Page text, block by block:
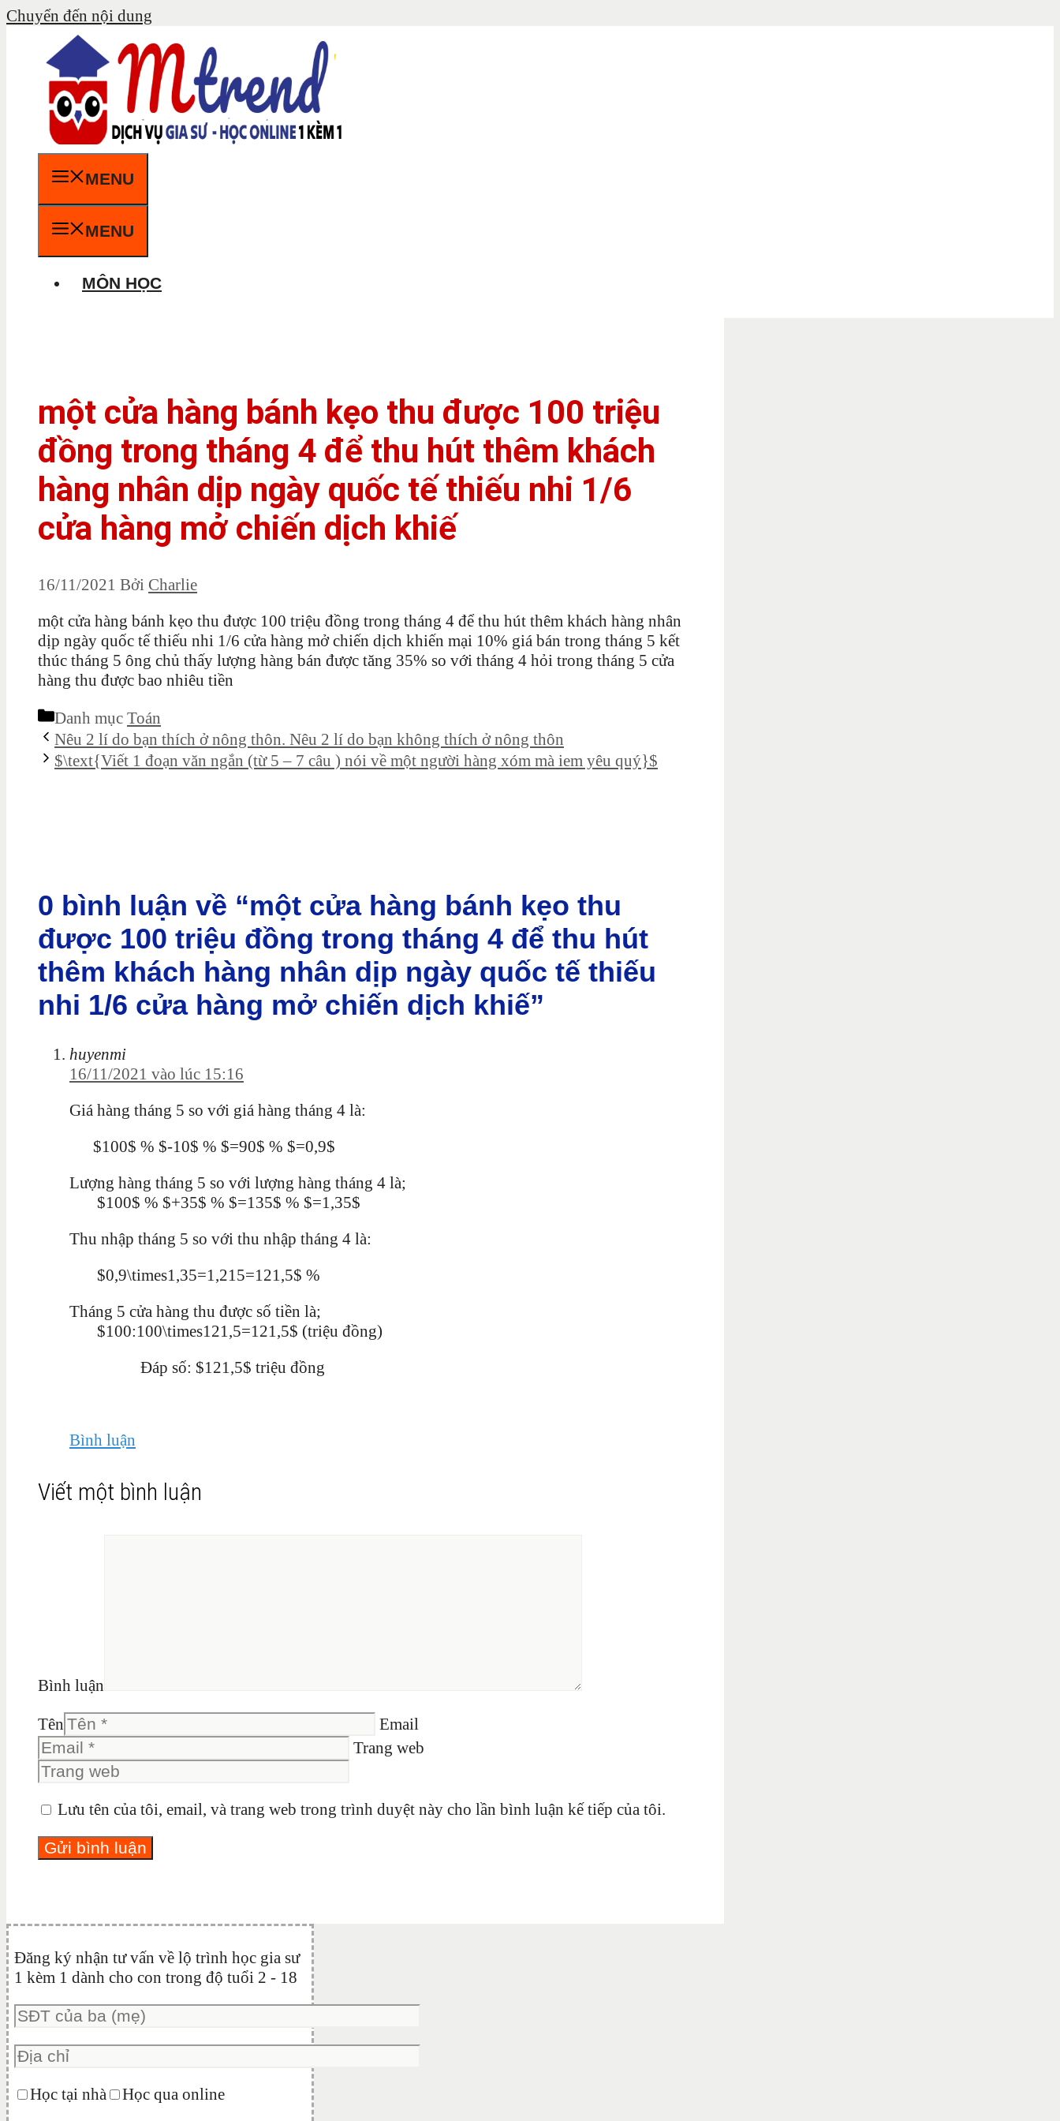
Chuyển đến nội dung
MENU
MENU
MÔN HỌC
một cửa hàng bánh kẹo thu được 100 triệu
đồng trong tháng 4 để thu hút thêm khách
hàng nhân dịp ngày quốc tế thiếu nhi 1/6
cửa hàng mở chiến dịch khiế
16/11/2021 Bởi Charlie
một cửa hàng bánh kẹo thu được 100 triệu đồng trong tháng 4 để thu hút thêm khách hàng nhân
dịp ngày quốc tế thiếu nhi 1/6 cửa hàng mở chiến dịch khiến mại 10% giá bán trong tháng 5 kết
thúc tháng 5 ông chủ thấy lượng hàng bán được tăng 35% so với tháng 4 hỏi trong tháng 5 cửa
hàng thu được bao nhiêu tiền
Danh mục Toán
Nêu 2 lí do bạn thích ở nông thôn. Nêu 2 lí do bạn không thích ở nông thôn
$\text{Viết 1 đoạn văn ngắn (từ 5 – 7 câu ) nói về một người hàng xóm mà iem yêu quý}$
0 bình luận về “một cửa hàng bánh kẹo thu
được 100 triệu đồng trong tháng 4 để thu hút
thêm khách hàng nhân dịp ngày quốc tế thiếu
nhi 1/6 cửa hàng mở chiến dịch khiế”
huyenmi
16/11/2021 vào lúc 15:16
Giá hàng tháng 5 so với giá hàng tháng 4 là:
$100$ % $-10$ % $=90$ % $=0,9$
Lượng hàng tháng 5 so với lượng hàng tháng 4 là;
$100$ % $+35$ % $=135$ % $=1,35$
Thu nhập tháng 5 so với thu nhập tháng 4 là:
$0,9\times1,35=1,215=121,5$ %
Tháng 5 cửa hàng thu được số tiền là;
$100:100\times121,5=121,5$ (triệu đồng)
Đáp số: $121,5$ triệu đồng
Bình luận
Viết một bình luận
Bình luận
Tên
Email
Trang web
Lưu tên của tôi, email, và trang web trong trình duyệt này cho lần bình luận kế tiếp của tôi.
Đăng ký nhận tư vấn về lộ trình học gia sư
1 kèm 1 dành cho con trong độ tuổi 2 - 18
Học tại nhà Học qua online